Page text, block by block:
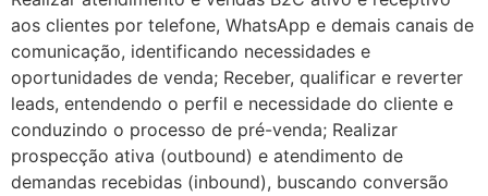
aos clientes por telefone, WhatsApp e demais canais de
comunicação, identificando necessidades e
oportunidades de venda; Receber, qualificar e reverter
leads, entendendo o perfil e necessidade do cliente e
conduzindo o processo de pré-venda; Realizar
prospecção ativa (outbound) e atendimento de
demandas recebidas (inbound), buscando conversão